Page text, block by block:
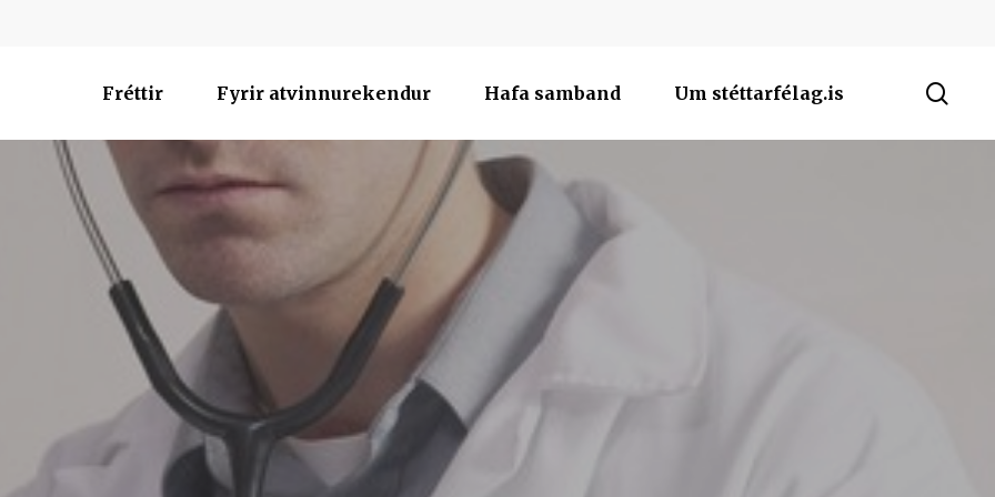
Fréttir Fyrir atvinnurekendur Hafa samband Um stéttarfélag.is